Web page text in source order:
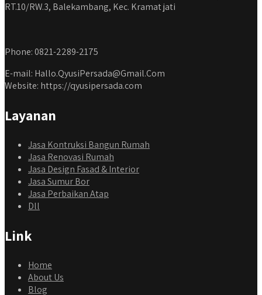
RT.10/RW.3, Balekambang, Kec. Kramat jati
Phone: 0821-2289-2175
E-mail: Hallo.QyusiPersada@Gmail.Com
Website: https://qyusipersada.com
Layanan
Jasa Kontruksi Bangun Rumah
Jasa Renovasi Rumah
Jasa Design Fasad & Interior
Jasa Sumur Bor
Jasa Perbaikan Atap
Dll
Link
Home
About Us
Blog